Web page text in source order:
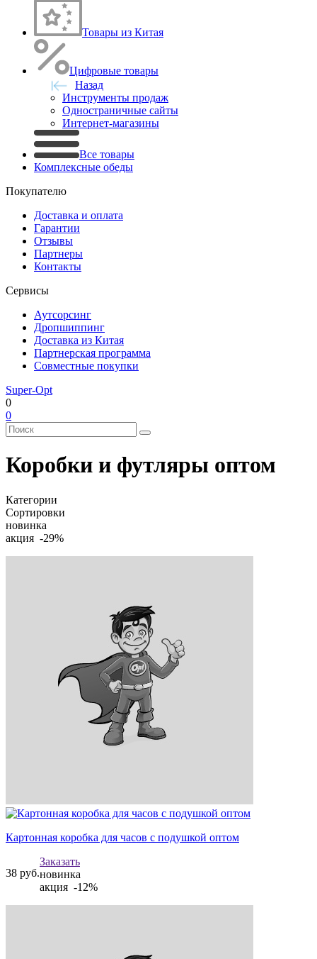
Товары из Китая
Цифровые товары
Назад
Инструменты продаж
Одностраничные сайты
Интернет-магазины
Все товары
Комплексные обеды
Покупателю
Доставка и оплата
Гарантии
Отзывы
Партнеры
Контакты
Сервисы
Аутсорсинг
Дропшиппинг
Доставка из Китая
Партнерская программа
Совместные покупки
Super-Opt
0
0
Коробки и футляры оптом
Категории
Сортировки
новинка
акция -29%
Картонная коробка для часов с подушкой оптом
38 руб.
Заказать
новинка
акция -12%